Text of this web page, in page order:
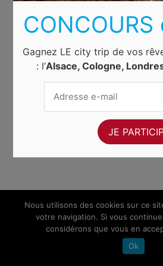
Nous utilisons des cookies sur ce
votre navigation. Si vous
considérons que vous en
Ok
Gagnez LE city trip de vos
: l’Alsace, Cologne,